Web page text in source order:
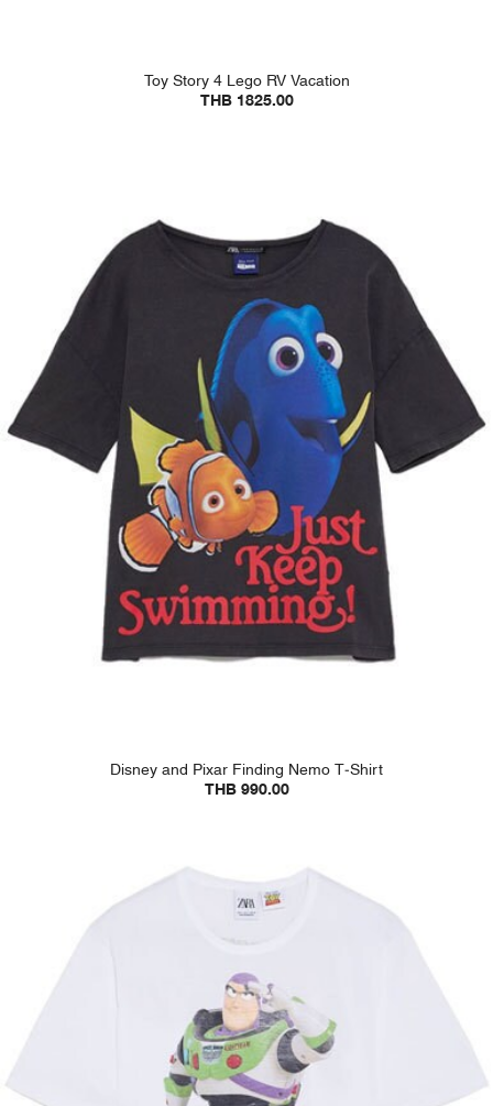
Toy Story 4 Lego RV Vacation
THB 1825.00
Disney and Pixar Finding Nemo T-Shirt
THB 990.00